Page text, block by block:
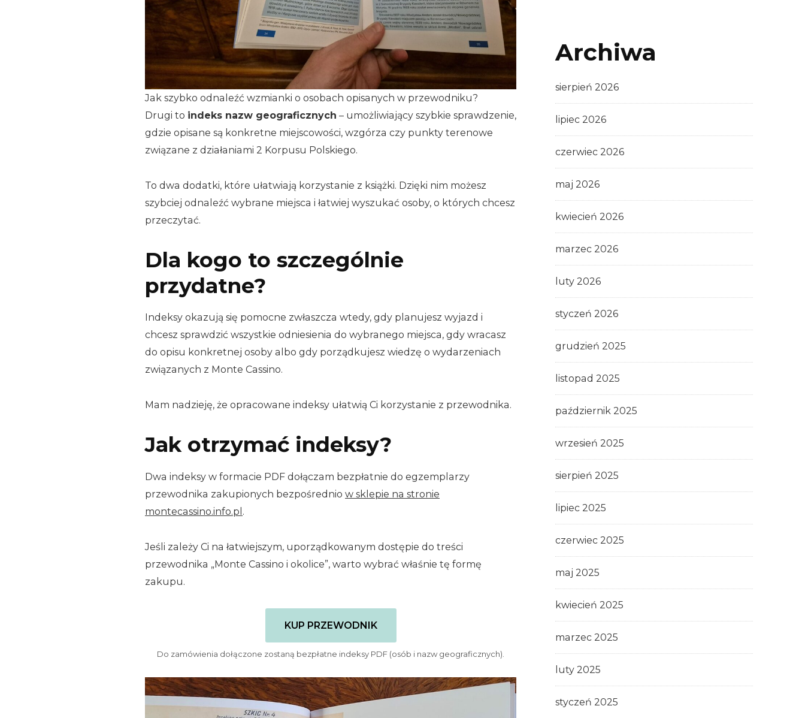
Jak szybko odnaleźć wzmianki o osobach opisanych w przewodniku?
Drugi to indeks nazw geograficznych – umożliwiający szybkie sprawdzenie,
gdzie opisane są konkretne miejscowości, wzgórza czy punkty terenowe
związane z działaniami 2 Korpusu Polskiego.
To dwa dodatki, które ułatwiają korzystanie z książki. Dzięki nim możesz
szybciej odnaleźć wybrane miejsca i łatwiej wyszukać osoby, o których chcesz
przeczytać.
Dla kogo to szczególnie
przydatne?
Indeksy okazują się pomocne zwłaszcza wtedy, gdy planujesz wyjazd i
chcesz sprawdzić wszystkie odniesienia do wybranego miejsca, gdy wracasz
do opisu konkretnej osoby albo gdy porządkujesz wiedzę o wydarzeniach
związanych z Monte Cassino.
Mam nadzieję, że opracowane indeksy ułatwią Ci korzystanie z przewodnika.
Jak otrzymać indeksy?
Dwa indeksy w formacie PDF dołączam bezpłatnie do egzemplarzy
przewodnika zakupionych bezpośrednio w sklepie na stronie
montecassino.info.pl .
Jeśli zależy Ci na łatwiejszym, uporządkowanym dostępie do treści
przewodnika „Monte Cassino i okolice”, warto wybrać właśnie tę formę
zakupu.
KUP PRZEWODNIK
Do zamówienia dołączone zostaną bezpłatne indeksy PDF (osób i nazw geograficznych).
Archiwa
sierpień 2026
lipiec 2026
czerwiec 2026
maj 2026
kwiecień 2026
marzec 2026
luty 2026
styczeń 2026
grudzień 2025
listopad 2025
październik 2025
wrzesień 2025
sierpień 2025
lipiec 2025
czerwiec 2025
maj 2025
kwiecień 2025
marzec 2025
luty 2025
styczeń 2025